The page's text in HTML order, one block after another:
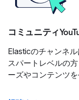
コミュニティ
Elasticのチャンネ
スパートレベルの
ーズやコンテンツ